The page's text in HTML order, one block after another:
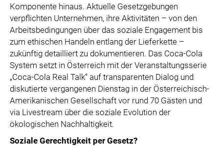
Komponente hinaus. Aktuelle Gesetzgebungen
verpflichten Unternehmen, ihre Aktivitäten – von den
Arbeitsbedingungen über das soziale Engagement bis
zum ethischen Handeln entlang der Lieferkette –
zukünftig detailliert zu dokumentieren. Das Coca-Cola
System setzt in Österreich mit der Veranstaltungsserie
„Coca-Cola Real Talk“ auf transparenten Dialog und
diskutierte vergangenen Dienstag in der Österreichisch-
Amerikanischen Gesellschaft vor rund 70 Gästen und
via Livestream über die soziale Evolution der
ökologischen Nachhaltigkeit.
Soziale Gerechtigkeit per Gesetz?